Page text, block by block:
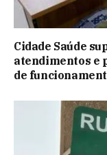
Cidade Saúde
atendimentos e
de